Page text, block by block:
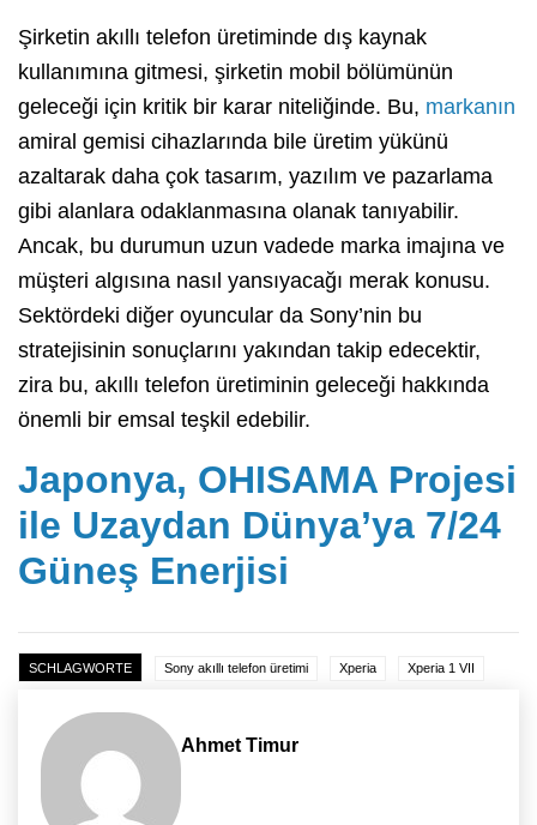
Şirketin akıllı telefon üretiminde dış kaynak
kullanımına gitmesi, şirketin mobil bölümünün
geleceği için kritik bir karar niteliğinde. Bu, markanın
amiral gemisi cihazlarında bile üretim yükünü
azaltarak daha çok tasarım, yazılım ve pazarlama
gibi alanlara odaklanmasına olanak tanıyabilir.
Ancak, bu durumun uzun vadede marka imajına ve
müşteri algısına nasıl yansıyacağı merak konusu.
Sektördeki diğer oyuncular da Sony’nin bu
stratejisinin sonuçlarını yakından takip edecektir,
zira bu, akıllı telefon üretiminin geleceği hakkında
önemli bir emsal teşkil edebilir.
Japonya, OHISAMA Projesi
ile Uzaydan Dünya’ya 7/24
Güneş Enerjisi
SCHLAGWORTE Sony akıllı telefon üretimi Xperia Xperia 1 VII
Ahmet Timur